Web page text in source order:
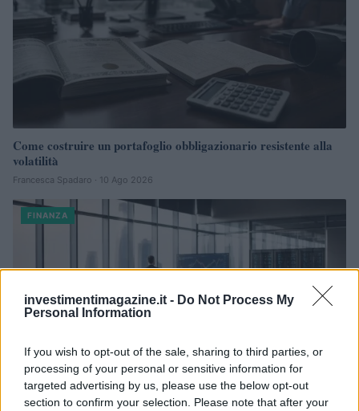
investimentimagazine.it - Do Not Process My
Personal Information
If you wish to opt-out of the sale, sharing to third parties, or
processing of your personal or sensitive information for
targeted advertising by us, please use the below opt-out
section to confirm your selection. Please note that after your
Come costruire un portafoglio obbligazionario resistente alla
volatilità
Francesca Spadaro · 10 Ago 2026
FINANZA